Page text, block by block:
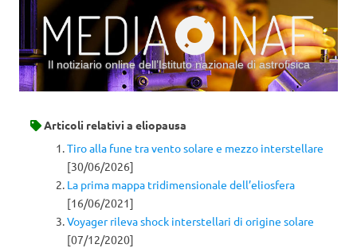
Il notiziario online dell’Istituto nazionale di astrofisica
Articoli relativi a eliopausa
Tiro alla fune tra vento solare e mezzo interstellare
[30/06/2026]
La prima mappa tridimensionale dell’eliosfera
[16/06/2021]
Voyager rileva shock interstellari di origine solare
[07/12/2020]